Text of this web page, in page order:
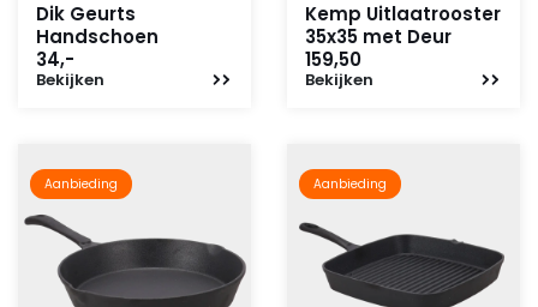
Dik Geurts
Handschoen
34,-
Bekijken
Kemp Uitlaatrooster
35x35 met Deur
159,50
Bekijken
Aanbieding Aanbieding